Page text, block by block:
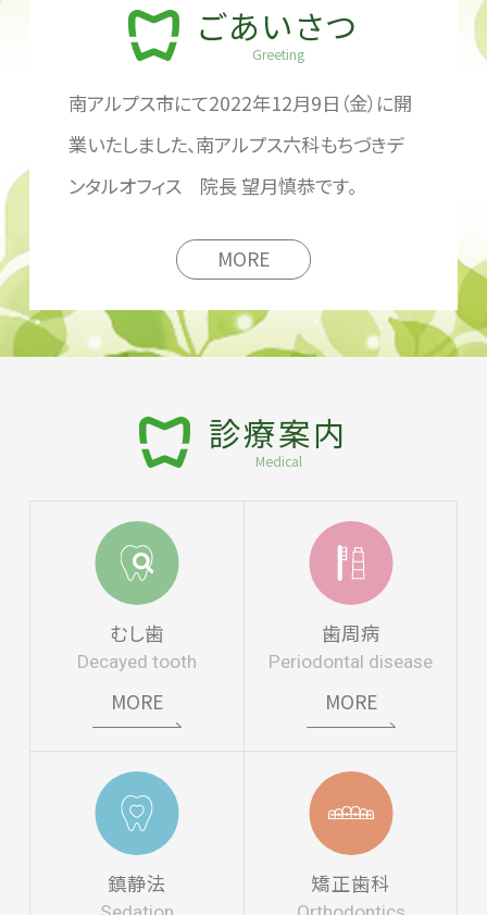
ごあいさつ
Greeting
南アルプス市にて2022年12月9日（金）に開
業いたしました、南アルプス六科もちづきデ
ンタルオフィス 院長 望月慎恭です。
MORE
診療案内
Medical
むし歯
Decayed tooth
MORE
歯周病
Periodontal disease
MORE
鎮静法 矯正歯科